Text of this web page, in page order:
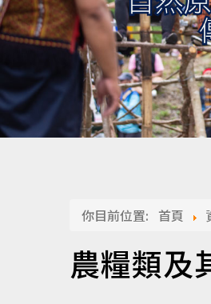
你目前位置: 首頁
農糧類及